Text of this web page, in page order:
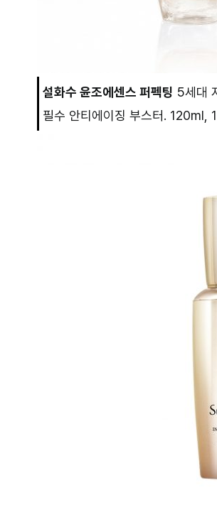
설화수 윤조에센스 퍼펙팅 5세대
필수 안티에이징 부스터. 120ml,